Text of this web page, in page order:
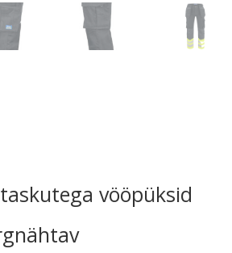
vööpüksid